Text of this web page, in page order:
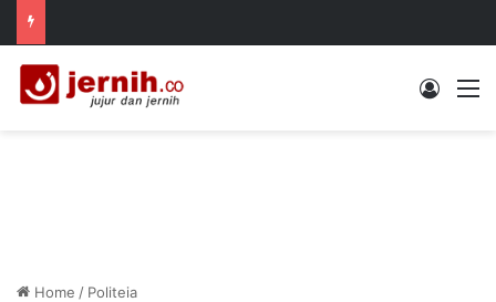
Log In
Home / Politeia